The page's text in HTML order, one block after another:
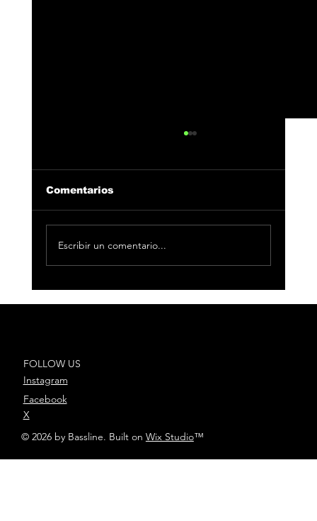
Comentarios
Escribir un comentario...
FOLLOW US
Instagram
Facebook
X
© 2026 by Bassline. Built on Wix Studio™